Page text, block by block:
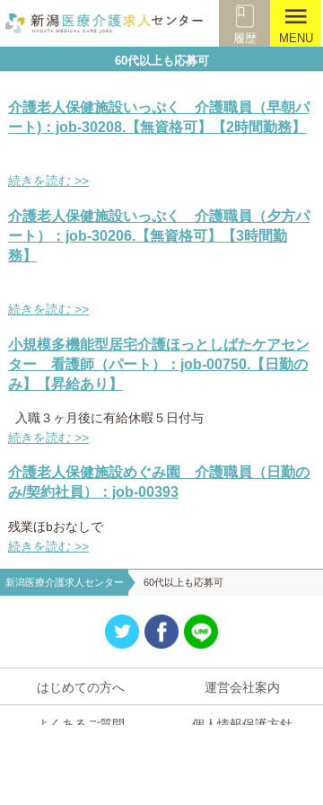
履歴
menu
MENU
60代以上も応募可
介護老人保健施設いっぷく 介護職員（早朝パ
ート)：job-30208.【無資格可】【2時間勤務】
続きを読む >>
介護老人保健施設いっぷく 介護職員（夕方パ
ート）：job-30206.【無資格可】【3時間勤
務】
続きを読む >>
小規模多機能型居宅介護ほっとしばたケアセン
ター 看護師（パート）：job-00750.【日勤の
み】【昇給あり】
入職３ヶ月後に有給休暇５日付与
続きを読む >>
介護老人保健施設めぐみ園 介護職員（日勤の
み/契約社員）：job-00393
残業ほbおなしで
続きを読む >>
新潟医療介護求人センター 60代以上も応募可
はじめての方へ 運営会社案内
よくあるご質問 個人情報保護方針